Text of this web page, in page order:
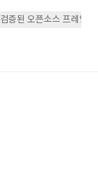
된 오픈소스 프레임워